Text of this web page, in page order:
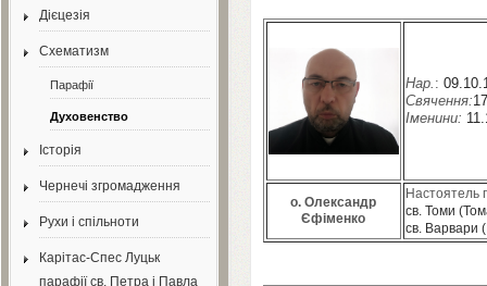
Дієцезія
Схематизм
Парафії
Духовенство
Історія
Чернечі згромадження
Рухи і спільноти
Карітас-Спес Луцьк
парафії св. Петра і Павла
Нар. : 09.10.
Свячення:17
Іменини: 11.
о. Олександр
Єфіменко
Настоятель
св. Томи
св. Варвари